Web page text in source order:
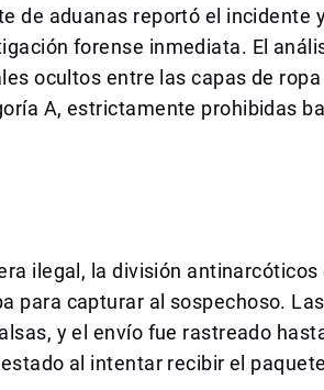
de aduanas reportó el incidente
forense inmediata. El
ocultos entre las capas de
A, estrictamente prohibidas
ilegal, la división antinarcóticos
para capturar al sospechoso.
y el envío fue rastreado
al intentar recibir el